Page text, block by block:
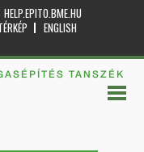
HELP.EPITO.BME.HU
ENGLISH
TANSZÉK